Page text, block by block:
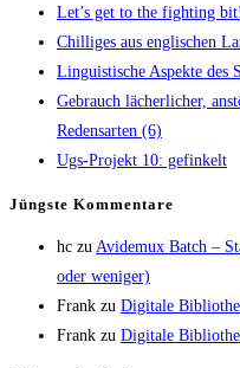
Let’s get to the fight­ing bit!
Chil­li­ges aus eng­li­schen
Lin­gu­is­ti­sche Aspek­te des
Gebrauch lächer­li­cher,
Redens­ar­ten (6)
Ugs-Pro­jekt 10: gefinkelt
Jüngs­te Kommentare
hc zu Avi­de­mux Batch –
oder weniger)
Frank zu Digi­ta­le
Frank zu Digi­ta­le